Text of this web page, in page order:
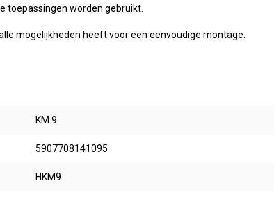
toepassingen worden gebruikt.
mogelijkheden heeft voor een eenvoudige montage.
KM 9
5907708141095
HKM9